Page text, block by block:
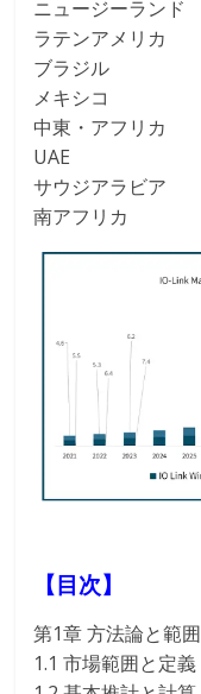
ニュージーランド
ラテンアメリカ
ブラジル
メキシコ
中東・アフリカ
UAE
サウジアラビア
南アフリカ
【目次】
第1章 方法論と範囲
1.1 市場範囲と定義